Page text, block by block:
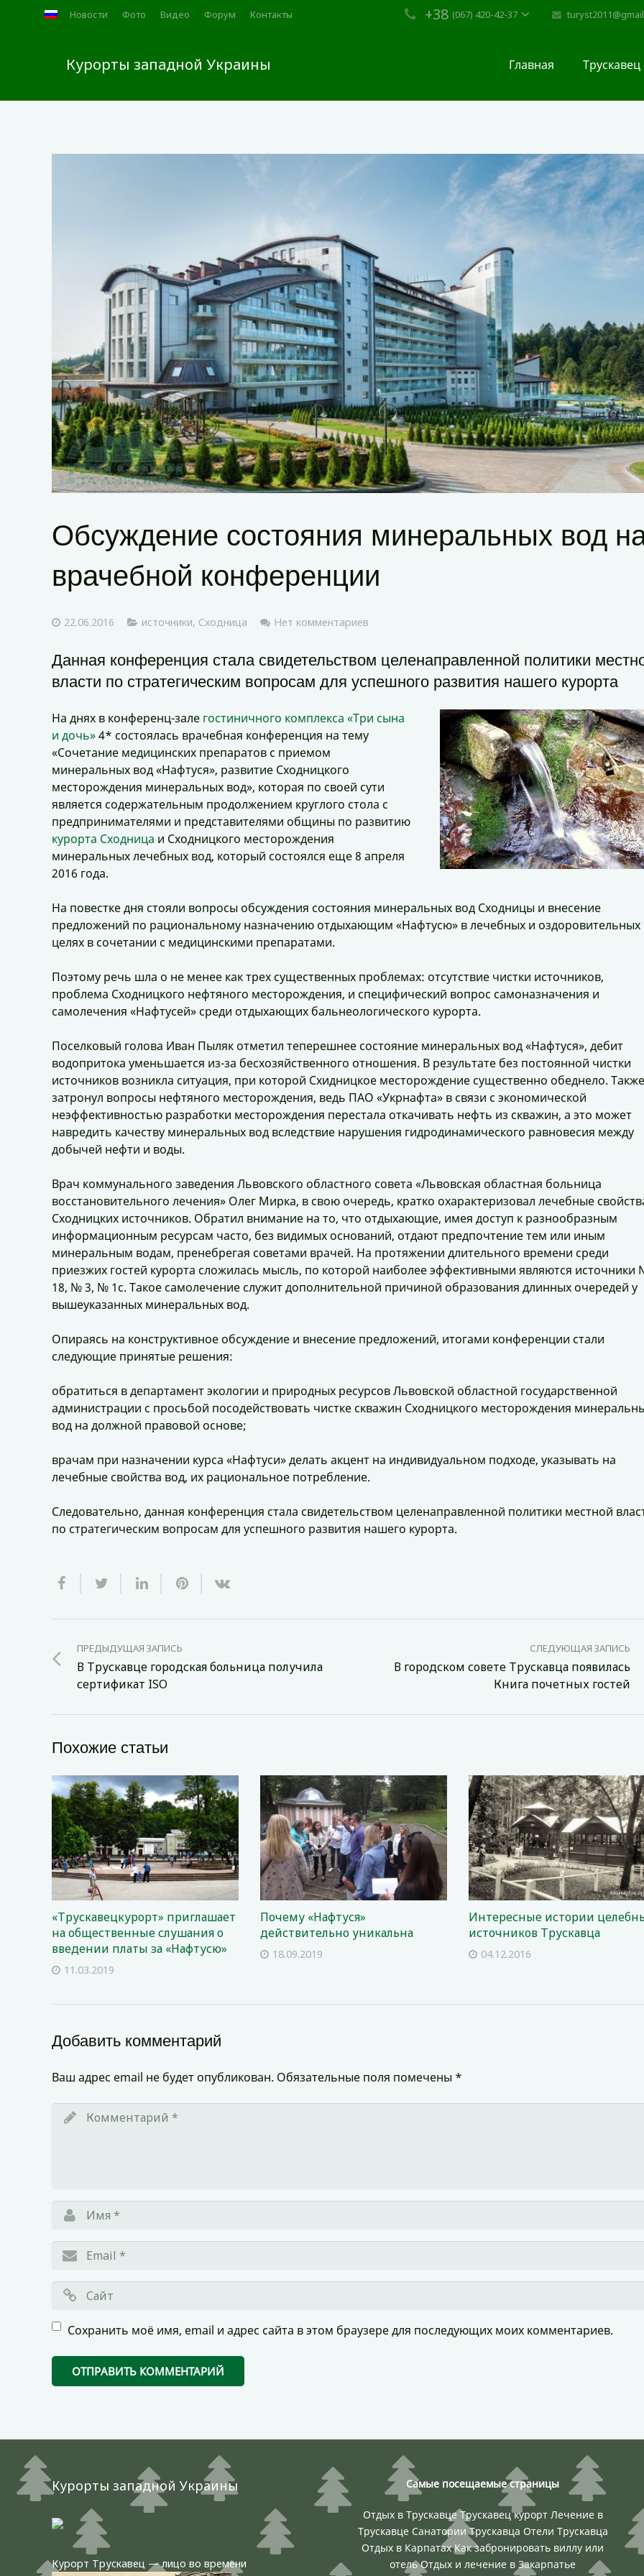
Новости Фото Видео Форум Контакты +38 (067) 420-42-37
Курорты западной Украины Главная Трускавец
Обсуждение состояния минеральных вод
врачебной конференции
22.06.2016 источники, Сходница Нет комментариев
Данная конференция стала свидетельством целенаправленной политики
власти по стратегическим вопросам для успешного развития нашего курорта
На днях в конференц-зале гостиничного комплекса «Три сына
и дочь»4* состоялась врачебная конференция на тему
«Сочетание медицинских препаратов с приемом
минеральных вод «Нафтуся», развитие Сходницкого
месторождения минеральных вод», которая по своей сути
является содержательным продолжением круглого стола с
предпринимателями и представителями общины по развитию
курорта Сходница и Сходницкого месторождения
минеральных лечебных вод, который состоялся еще 8 апреля
2016 года.
На повестке дня стояли вопросы обсуждения состояния минеральных вод Сходницы и внесение
предложений по рациональному назначению отдыхающим «Нафтусю» в лечебных и оздоровительных
целях в сочетании с медицинскими препаратами.
Поэтому речь шла о не менее как трех существенных проблемах: отсутствие чистки источников,
проблема Сходницкого нефтяного месторождения, и специфический вопрос самоназначения и
самолечения «Нафтусей» среди отдыхающих бальнеологического курорта.
Поселковый голова Иван Пыляк отметил теперешнее состояние минеральных вод «Нафтуся», дебит
водопритока уменьшается из-за бесхозяйственного отношения. В результате без постоянной чистки
источников возникла ситуация, при которой Схидницкое месторождение существенно обеднело. Также
затронул вопросы нефтяного месторождения, ведь ПАО «Укрнафта» в связи с экономической
неэффективностью разработки месторождения перестала откачивать нефть из скважин, а это может
навредить качеству минеральных вод вследствие нарушения гидродинамического равновесия между
добычей нефти и воды.
Врач коммунального заведения Львовского областного совета «Львовская областная больница
восстановительного лечения» Олег Мирка, в свою очередь, кратко охарактеризовал лечебные
Сходницких источников. Обратил внимание на то, что отдыхающие, имея доступ к разнообразным
информационным ресурсам часто, без видимых оснований, отдают предпочтение тем или иным
минеральным водам, пренебрегая советами врачей. На протяжении длительного времени среди
приезжих гостей курорта сложилась мысль, по которой наиболее эффективными являются источники
18, № 3, № 1с. Такое самолечение служит дополнительной причиной образования длинных очередей у
вышеуказанных минеральных вод.
Опираясь на конструктивное обсуждение и внесение предложений, итогами конференции стали
следующие принятые решения:
обратиться в департамент экологии и природных ресурсов Львовской областной государственной
администрации с просьбой посодействовать чистке скважин Сходницкого месторождения
вод на должной правовой основе;
врачам при назначении курса «Нафтуси» делать акцент на индивидуальном подходе, указывать на
лечебные свойства вод, их рациональное потребление.
Следовательно, данная конференция стала свидетельством целенаправленной политики местной
по стратегическим вопросам для успешного развития нашего курорта.
ПРЕДЫДУЩАЯ ЗАПИСЬ
В Трускавце городская больница получила
сертификат ISO
СЛЕДУЮЩАЯ ЗАПИСЬ
В городском совете Трускавца появилась
Книга почетных гостей
Похожие статьи
«Трускавецкурорт» приглашает
на общественные слушания о
введении платы за «Нафтусю»
11.03.2019
Почему «Нафтуся»
действительно уникальна
18.09.2019
Интересные истории
источников Трускавца
04.12.2016
Добавить комментарий
Ваш адрес email не будет опубликован. Обязательные поля помечены *
Сохранить моё имя, email и адрес сайта в этом браузере для последующих моих комментариев.
Курорты западной Украины
Курорт Трускавец — лицо во времени
Самые посещаемые страницы
Отдых в Трускавце Трускавец курорт Лечение в
Трускавце Санатории Трускавца Отели Трускавца
Отдых в Карпатах Как забронировать виллу или
отель Отдых и лечение в Закарпатье